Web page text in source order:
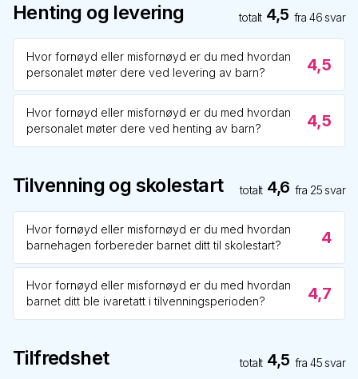
Henting og levering totalt 4,5 fra46 svar
Hvor fornøyd eller misfornøyd er du med hvordan
personalet møter dere ved levering av barn?
4,5
Hvor fornøyd eller misfornøyd er du med hvordan
personalet møter dere ved henting av barn?
4,5
Tilvenning og skolestart totalt 4,6 fra 25 svar
Hvor fornøyd eller misfornøyd er du med hvordan
barnehagen forbereder barnet ditt til skolestart?
4
Hvor fornøyd eller misfornøyd er du med hvordan
barnet ditt ble ivaretatt i tilvenningsperioden?
4,7
Tilfredshet totalt 4,5 fra45 svar